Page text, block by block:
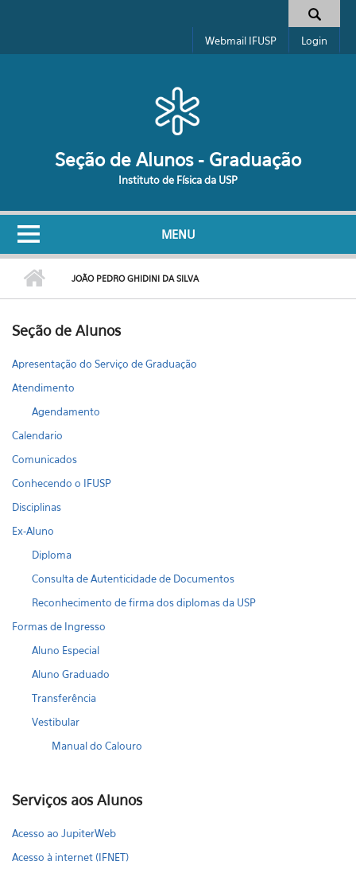
Formulário de busca
Webmail IFUSP Login
Seção de Alunos - Graduação
Instituto de Física da USP
MENU
JOÃO PEDRO GHIDINI DA SILVA
Seção de Alunos
Apresentação do Serviço de Graduação
Atendimento
Agendamento
Calendario
Comunicados
Conhecendo o IFUSP
Disciplinas
Ex-Aluno
Diploma
Consulta de Autenticidade de Documentos
Reconhecimento de firma dos diplomas da USP
Formas de Ingresso
Aluno Especial
Aluno Graduado
Transferência
Vestibular
Manual do Calouro
Serviços aos Alunos
Acesso ao JupiterWeb
Acesso à internet (IFNET)